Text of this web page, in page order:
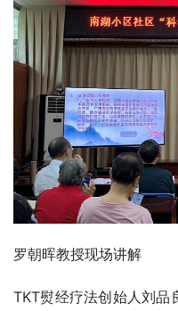
罗朝晖教授现场讲解
TKT熨经疗法创始人刘品